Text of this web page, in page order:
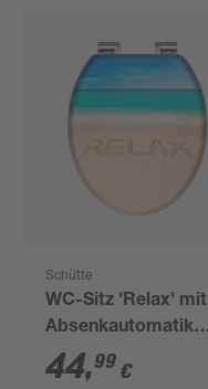
Schütte
WC-Sitz 'Relax' mit
Absenkautomatik
Holzkern
44,99 €